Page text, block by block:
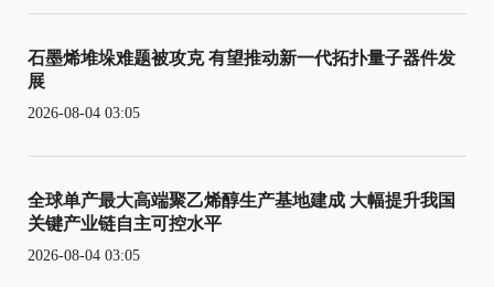
石墨烯堆垛难题被攻克 有望推动新一代拓扑量子器件发
展
2026-08-04 03:05
全球单产最大高端聚乙烯醇生产基地建成 大幅提升我国
关键产业链自主可控水平
2026-08-04 03:05